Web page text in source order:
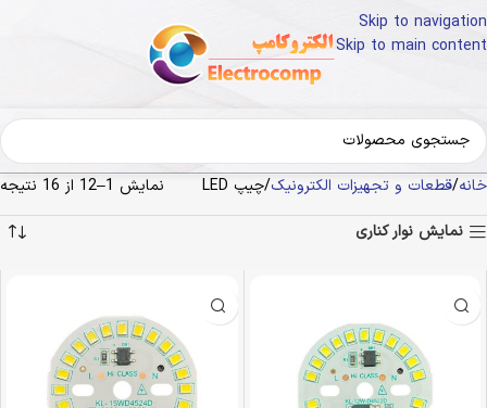
Skip to navigation
Skip to main content
خانه قطعات و تجهیزات الکترونیک چیپ LED
نمایش 1–12 از 16 نتیجه
نمایش نوار کناری